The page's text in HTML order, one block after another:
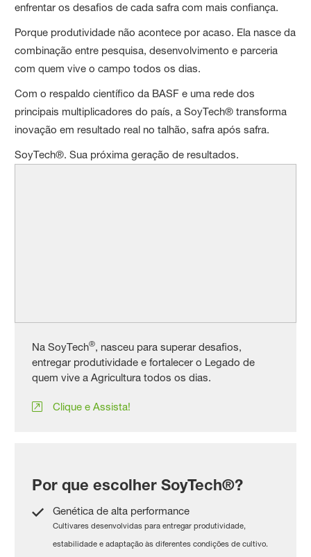
enfrentar os desafios de cada safra com mais confiança.
Porque produtividade não acontece por acaso. Ela nasce da
combinação entre pesquisa, desenvolvimento e parceria
com quem vive o campo todos os dias.
Com o respaldo científico da BASF e uma rede dos
principais multiplicadores do país, a SoyTech® transforma
inovação em resultado real no talhão, safra após safra.
SoyTech®. Sua próxima geração de resultados.
Na SoyTech®, nasceu para superar desafios,
entregar produtividade e fortalecer o Legado de
quem vive a Agricultura todos os dias.
Clique e Assista!
Por que escolher SoyTech®?
Genética de alta performance
Cultivares desenvolvidas para entregar produtividade,
estabilidade e adaptação às diferentes condições de cultivo.